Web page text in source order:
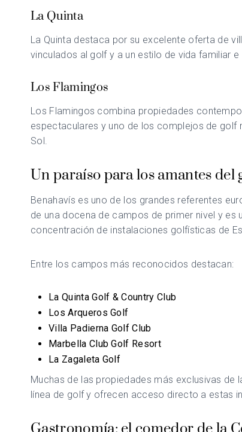
La Quinta
La Quinta destaca por su excelente oferta de
vinculados al golf y a un estilo de vida familiar e
Los Flamingos
Los Flamingos combina propiedades
espectaculares y uno de los complejos de golf
Sol.
Un paraíso para los amantes del
Benahavís es uno de los grandes referentes
de una docena de campos de primer nivel y
concentración de instalaciones golfísticas de
Entre los campos más reconocidos destacan:
La Quinta Golf & Country Club
Los Arqueros Golf
Villa Padierna Golf Club
Marbella Club Golf Resort
La Zagaleta Golf
Muchas de las propiedades más exclusivas de
línea de golf y ofrecen acceso directo a estas